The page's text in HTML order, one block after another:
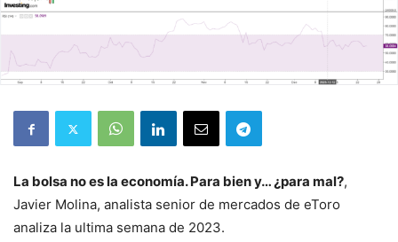
La bolsa no es la economía. Para bien y… ¿para mal?,
Javier Molina, analista senior de mercados de eToro
analiza la ultima semana de 2023.